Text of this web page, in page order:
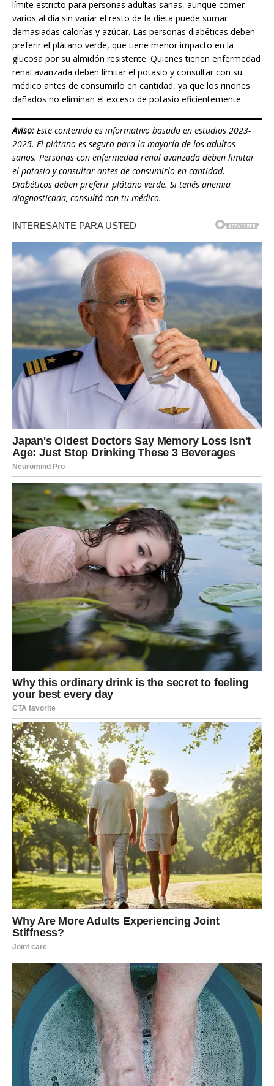
límite estricto para personas adultas sanas, aunque comer
varios al día sin variar el resto de la dieta puede sumar
demasiadas calorías y azúcar. Las personas diabéticas deben
preferir el plátano verde, que tiene menor impacto en la
glucosa por su almidón resistente. Quienes tienen enfermedad
renal avanzada deben limitar el potasio y consultar con su
médico antes de consumirlo en cantidad, ya que los riñones
dañados no eliminan el exceso de potasio eficientemente.
Aviso: Este contenido es informativo basado en estudios 2023-
2025. El plátano es seguro para la mayoría de los adultos
sanos. Personas con enfermedad renal avanzada deben limitar
el potasio y consultar antes de consumirlo en cantidad.
Diabéticos deben preferir plátano verde. Si tenés anemia
diagnosticada, consultá con tu médico.